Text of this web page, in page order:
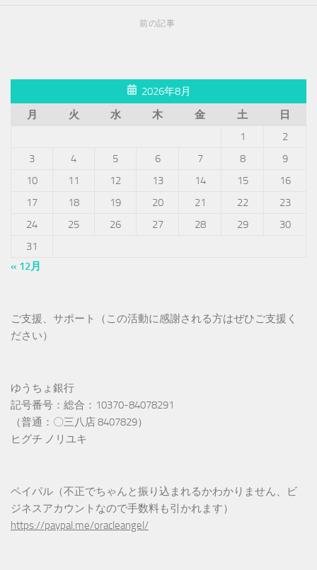
前の記事
2026年8月
月
火 水 木 金 土
日
1
2
3
4 5 6 7 8
9
10
11 12 13 14 15
16
17
18 19 20 21 22
23
24
25 26 27 28 29
30
31
« 12月
ご支援、サポート（この活動に感謝される方はぜひご支援く
ださい）
ゆうちょ銀行
記号番号：総合：10370-84078291
（普通：〇三八店 8407829）
ヒグチ ノリユキ
ペイパル（不正でちゃんと振り込まれるかわかりません、ビ
ジネスアカウントなので手数料も引かれます）
https://paypal.me/oracleangel/